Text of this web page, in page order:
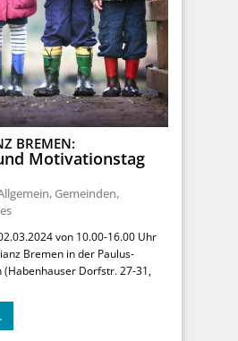
BREMEN:
Motivationstag
, Gemeinden,
von 10.00-16.00 Uhr
Bremen in der Paulus-
Dorfstr. 27-31,